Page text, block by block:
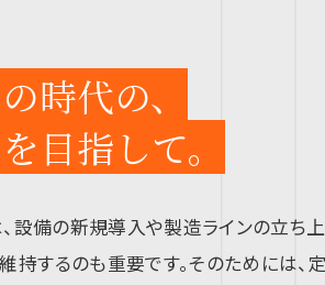
時代の、
目指して。
設備の新規導入や製造ラインの立ち
持するのも重要です。そのためには、